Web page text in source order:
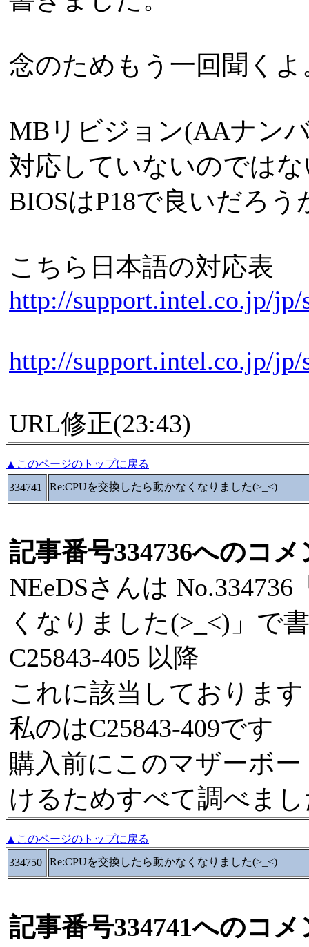
念のためもう一回聞くよ
MBリビジョン(AAナン
対応していないのでは
BIOSはP18で良いだろ
こちら日本語の対応表
http://support.intel.co.jp/jp/
http://support.intel.co.jp/jp/
URL修正(23:43)
▲このページのトップに戻る
334741
Re:CPUを交換したら動かなくなりました(>_<)
記事番号334736へのコメ
NEeDSさんは
くなりました(>_<)」で
C25843-405 以降
これに該当しております
私のはC25843-409です
購入前にこのマザーボ
けるためすべて調べま
▲このページのトップに戻る
334750
Re:CPUを交換したら動かなくなりました(>_<)
記事番号334741へのコメ